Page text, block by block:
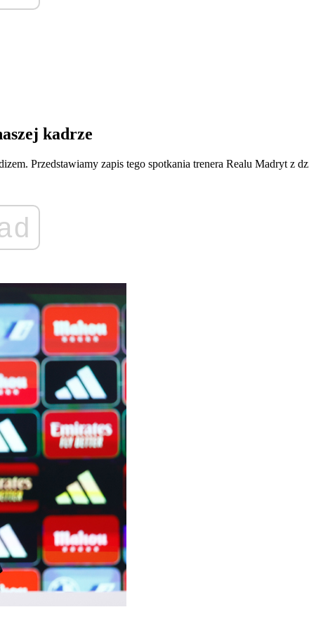
kadrze
Przedstawiamy zapis tego spotkania trenera Realu Madryt z